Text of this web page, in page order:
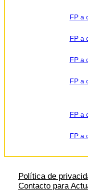
FP a
FP a
FP a
FP a
FP a
FP a
Política de
Contacto para